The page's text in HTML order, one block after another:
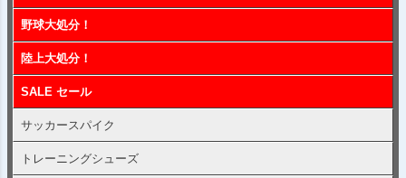
野球大処分！
陸上大処分！
SALE セール
サッカースパイク
トレーニングシューズ